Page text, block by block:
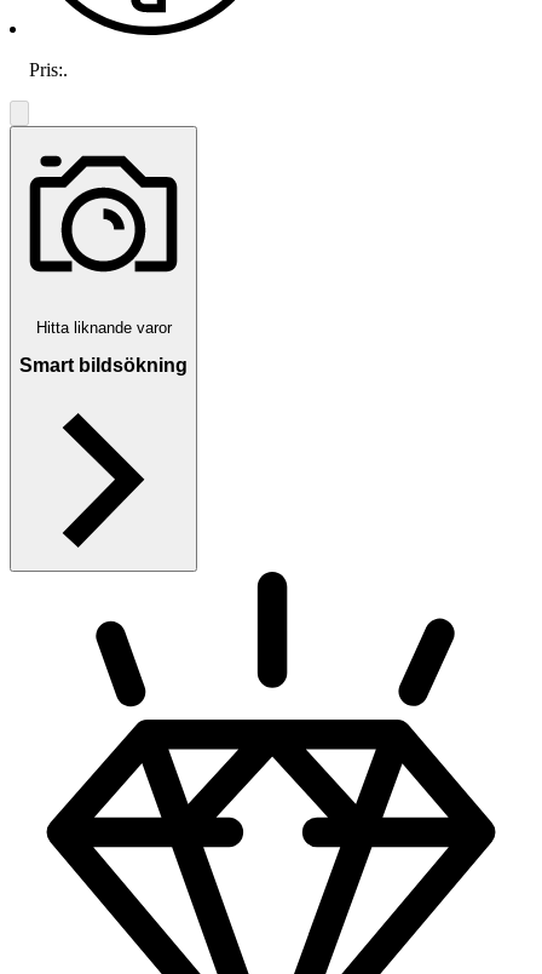
Pris:.
Hitta liknande varor
Smart bildsökning